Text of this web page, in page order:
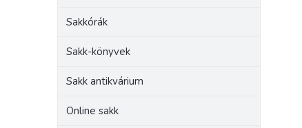
Sakkórák
Sakk-könyvek
Sakk antikvárium
Online sakk